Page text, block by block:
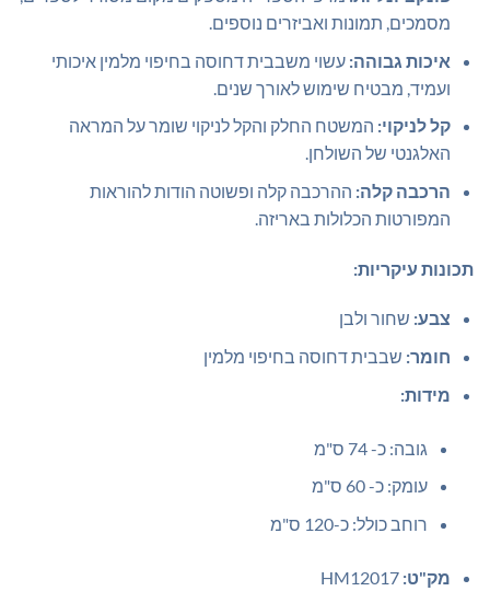
מסמכים, תמונות ואביזרים נוספים.
איכות גבוהה: עשוי משבבית דחוסה בחיפוי מלמין איכותי
ועמיד, מבטיח שימוש לאורך שנים.
קל לניקוי: המשטח החלק והקל לניקוי שומר על המראה
האלגנטי של השולחן.
הרכבה קלה: ההרכבה קלה ופשוטה הודות להוראות
המפורטות הכלולות באריזה.
תכונות עיקריות:
צבע: שחור ולבן
חומר: שבבית דחוסה בחיפוי מלמין
מידות:
גובה: כ- 74 ס"מ
עומק: כ- 60 ס"מ
רוחב כולל: כ-120 ס"מ
מק"ט: